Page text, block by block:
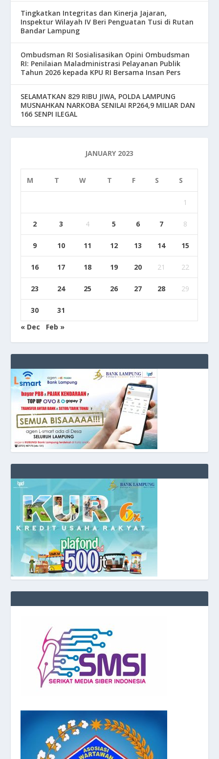
Tingkatkan Integritas dan Kinerja Jajaran,
Inspektur Wilayah IV Beri Penguatan Tusi di Rutan
Bandar Lampung
Ombudsman RI Sosialisasikan Opini Ombudsman
RI: Penilaian Maladministrasi Pelayanan Publik
Tahun 2026 kepada KPU RI Bersama Insan Pers
SELAMATKAN 829 RIBU JIWA, POLDA LAMPUNG
MUSNAHKAN NARKOBA SENILAI RP264,9 MILIAR DAN
166 SENPI ILEGAL
JANUARY 2023
M T W T F S S
1
2 3 4 5 6 7 8
9 10 11 12 13 14 15
16 17 18 19 20 21 22
23 24 25 26 27 28 29
30
31
« Dec
Feb »